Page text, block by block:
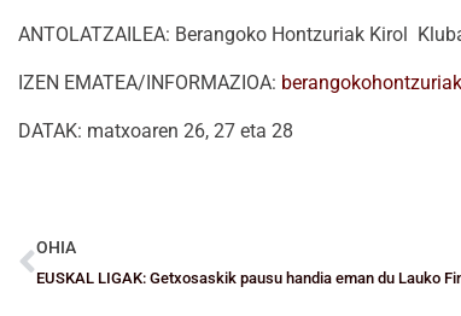
ANTOLATZAILEA: Berangoko Hontzuriak Kirol
IZEN EMATEA/INFORMAZIOA:
DATAK: matxoaren 26, 27 eta 28
OHIA
EUSKAL LIGAK: Getxosaskik pausu handia eman du Lauko